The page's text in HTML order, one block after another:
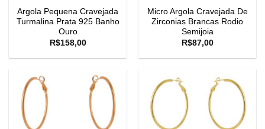
Argola Pequena Cravejada
Turmalina Prata 925 Banho
Ouro
R$158,00
Micro Argola Cravejada De
Zirconias Brancas Rodio
Semijoia
R$87,00